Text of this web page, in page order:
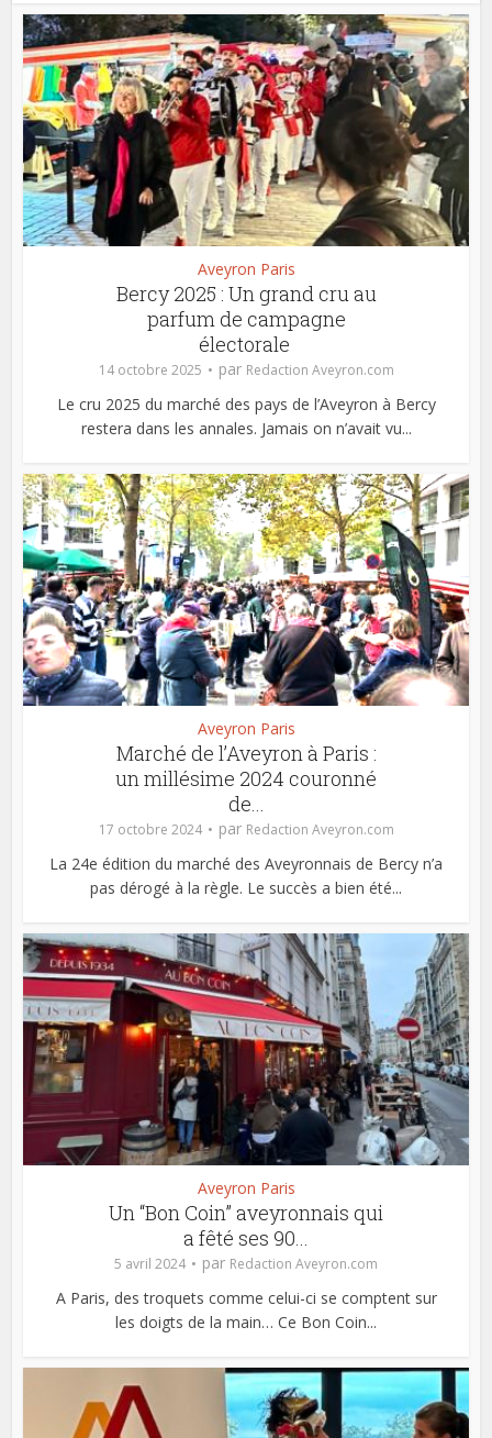
Aveyron Paris
Bercy 2025 : Un grand cru au
parfum de campagne
électorale
14 octobre 2025 par Redaction Aveyron.com
Le cru 2025 du marché des pays de l’Aveyron à Bercy
restera dans les annales. Jamais on n’avait vu...
Aveyron Paris
Marché de l’Aveyron à Paris :
un millésime 2024 couronné
de...
17 octobre 2024 par Redaction Aveyron.com
La 24e édition du marché des Aveyronnais de Bercy n’a
pas dérogé à la règle. Le succès a bien été...
Aveyron Paris
Un “Bon Coin” aveyronnais qui
a fêté ses 90...
5 avril 2024 par Redaction Aveyron.com
A Paris, des troquets comme celui-ci se comptent sur
les doigts de la main… Ce Bon Coin...